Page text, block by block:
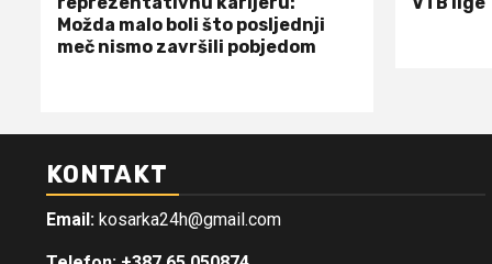
Možda malo boli što posljednji
meč nismo završili pobjedom
KONTAKT
Email: kosarka24h@gmail.com